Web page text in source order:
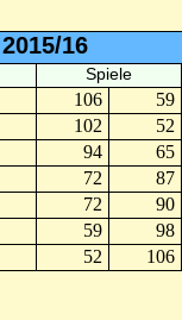
16
Spiele
106 59
102 52
94 65
72 87
72 90
59 98
52 106